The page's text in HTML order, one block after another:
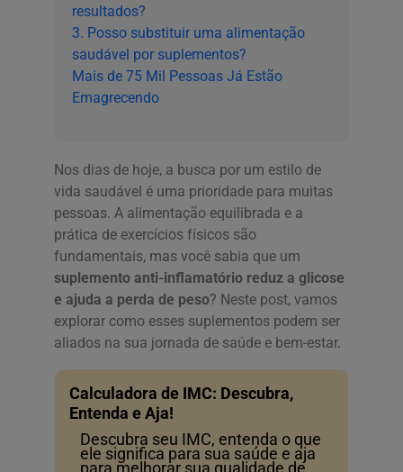
resultados?
3. Posso substituir uma alimentação
saudável por suplementos?
Mais de 75 Mil Pessoas Já Estão
Emagrecendo
Nos dias de hoje, a busca por um estilo de
vida saudável é uma prioridade para muitas
pessoas. A alimentação equilibrada e a
prática de exercícios físicos são
fundamentais, mas você sabia que um
suplemento anti-inflamatório reduz a glicose
e ajuda a perda de peso? Neste post, vamos
explorar como esses suplementos podem ser
aliados na sua jornada de saúde e bem-estar.
Calculadora de IMC: Descubra,
Entenda e Aja!
Descubra seu IMC, entenda o que
ele significa para sua saúde e aja
para melhorar sua qualidade de